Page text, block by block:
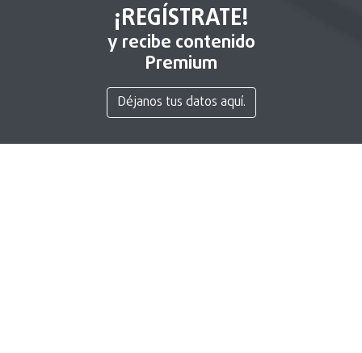
¡REGÍSTRATE!
y recibe contenido
Premium
Déjanos tus datos aquí.